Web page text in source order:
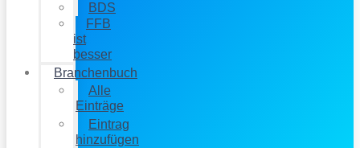
BDS
FFB
ist
besser
Branchenbuch
Alle
Einträge
Eintrag
hinzufügen